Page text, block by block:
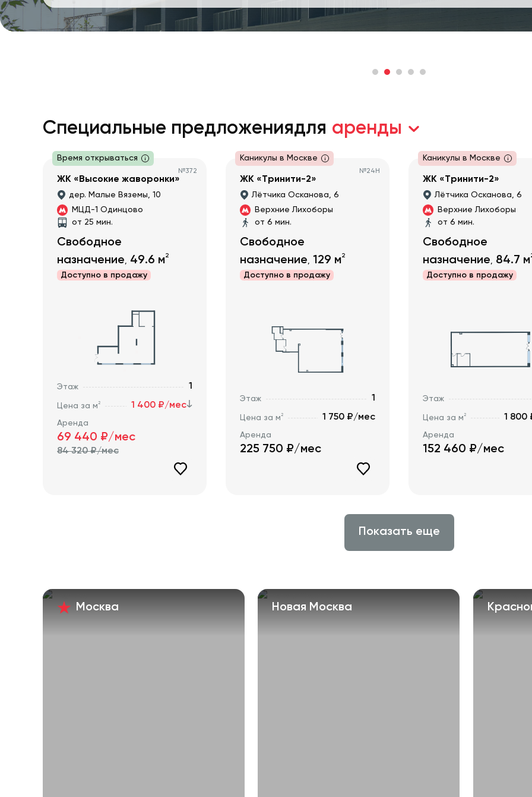
Специальные предложениядля аренды
Время открываться
№372
ЖК «Высокие жаворонки»
дер. Малые Вяземы, 10
МЦД-1 Одинцово
от 25 мин.
Свободное
назначение, 49.6 м2
Доступно в продажу
Этаж 1
Цена за м2 1 400 ₽/мес
Аренда
69 440 ₽/мес
84 320₽/мес
Каникулы в Москве
№24Н
ЖК «Тринити-2»
Лётчика Осканова, 6
Верхние Лихоборы
от 6 мин.
Свободное
назначение, 129 м2
Доступно в продажу
Этаж 1
Цена за м2 1 750 ₽/мес
Аренда
225 750 ₽/мес
Каникулы в Москве
ЖК «Тринити-2»
Лётчика Осканова, 6
Верхние Лихоборы
от 6 мин.
Свободное
назначение, 84.7 м
Доступно в продажу
Этаж
Цена за м2 1 800
Аренда
152 460 ₽/мес
Показать еще
Москва Новая Москва